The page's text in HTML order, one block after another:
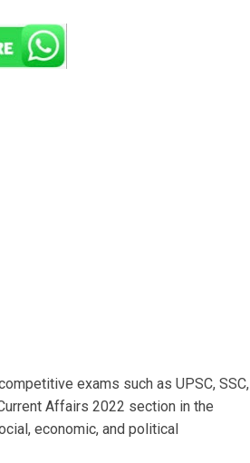
exams such as UPSC, SSC,
Affairs 2022 section in the
economic, and political